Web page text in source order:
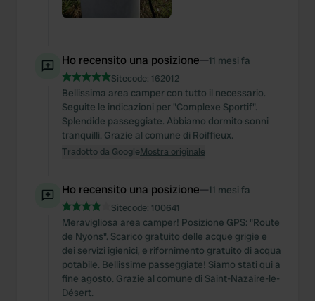
Ho recensito una posizione—11 mesi fa
Sitecode: 162012
Bellissima area camper con tutto il necessario.
Seguite le indicazioni per "Complexe Sportif".
Splendide passeggiate. Abbiamo dormito sonni
tranquilli. Grazie al comune di Roiffieux.
Tradotto da GoogleMostra originale
Ho recensito una posizione—11 mesi fa
Sitecode: 100641
Meravigliosa area camper! Posizione GPS: "Route
de Nyons". Scarico gratuito delle acque grigie e
dei servizi igienici, e rifornimento gratuito di acqua
potabile. Bellissime passeggiate! Siamo stati qui a
fine agosto. Grazie al comune di Saint-Nazaire-le-
Désert.